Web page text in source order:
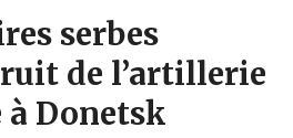
serbes
de l’artillerie
Donetsk